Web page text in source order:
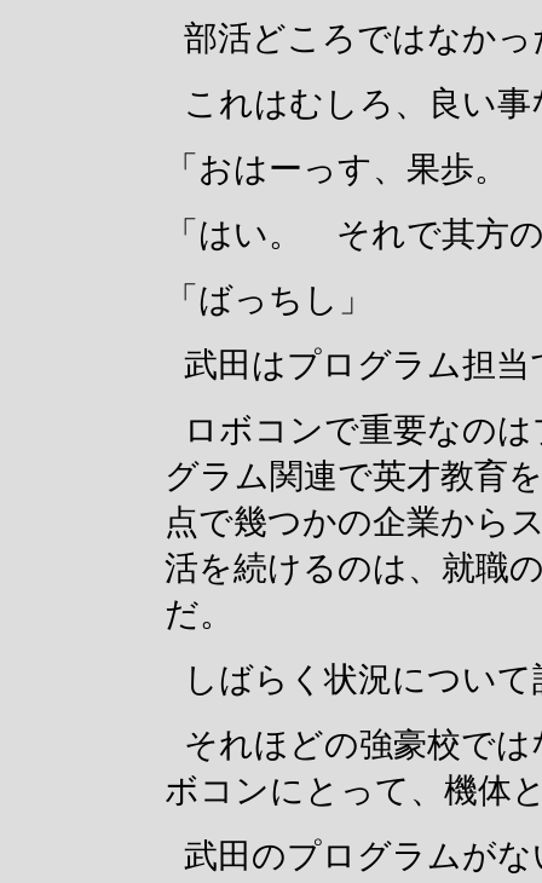
部活どころではなか
これはむしろ、良い
「おはーっす、果歩
「はい。 それで其方
「ばっちし」
武田はプログラム担当
ロボコンで重要なの
グラム関連で英才教育
点で幾つかの企業から
活を続けるのは、就職
だ。
しばらく状況について
それほどの強豪校で
ボコンにとって、機体
武田のプログラムがな